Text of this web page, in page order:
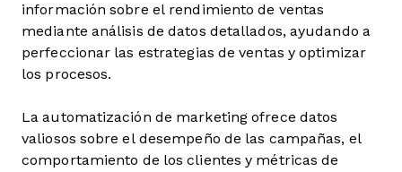
información sobre el rendimiento de ventas
mediante análisis de datos detallados, ayudando a
perfeccionar las estrategias de ventas y optimizar
los procesos.
La automatización de marketing ofrece datos
valiosos sobre el desempeño de las campañas, el
comportamiento de los clientes y métricas de